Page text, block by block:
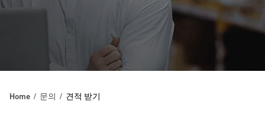
Home 문의 견적 받기